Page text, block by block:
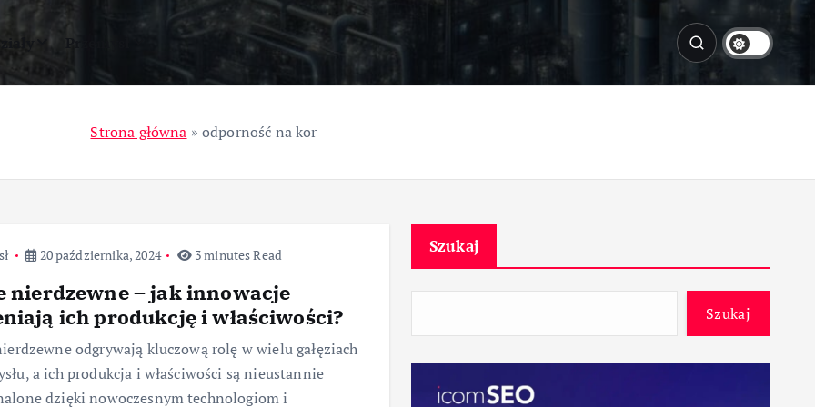
Przemysł
Strona główna » odporność na kor
20 października, 2024 3 minutes Read
nierdzewne – jak innowacje
ich produkcję i właściwości?
odgrywają kluczową rolę w wielu gałęziach
a ich produkcja i właściwości są nieustannie
dzięki nowoczesnym technologiom i
Szukaj
Szukaj